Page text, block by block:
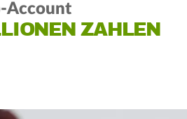
Account
ZAHLEN